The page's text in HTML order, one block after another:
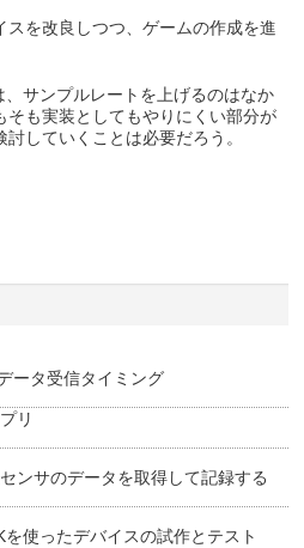
スを改良しつつ、ゲームの作成を進
サンプルレートを上げるのはなか
そも実装としてもやりにくい部分が
していくことは必要だろう。
ータ受信タイミング
リ
ンサのデータを取得して記録する
使ったデバイスの試作とテスト